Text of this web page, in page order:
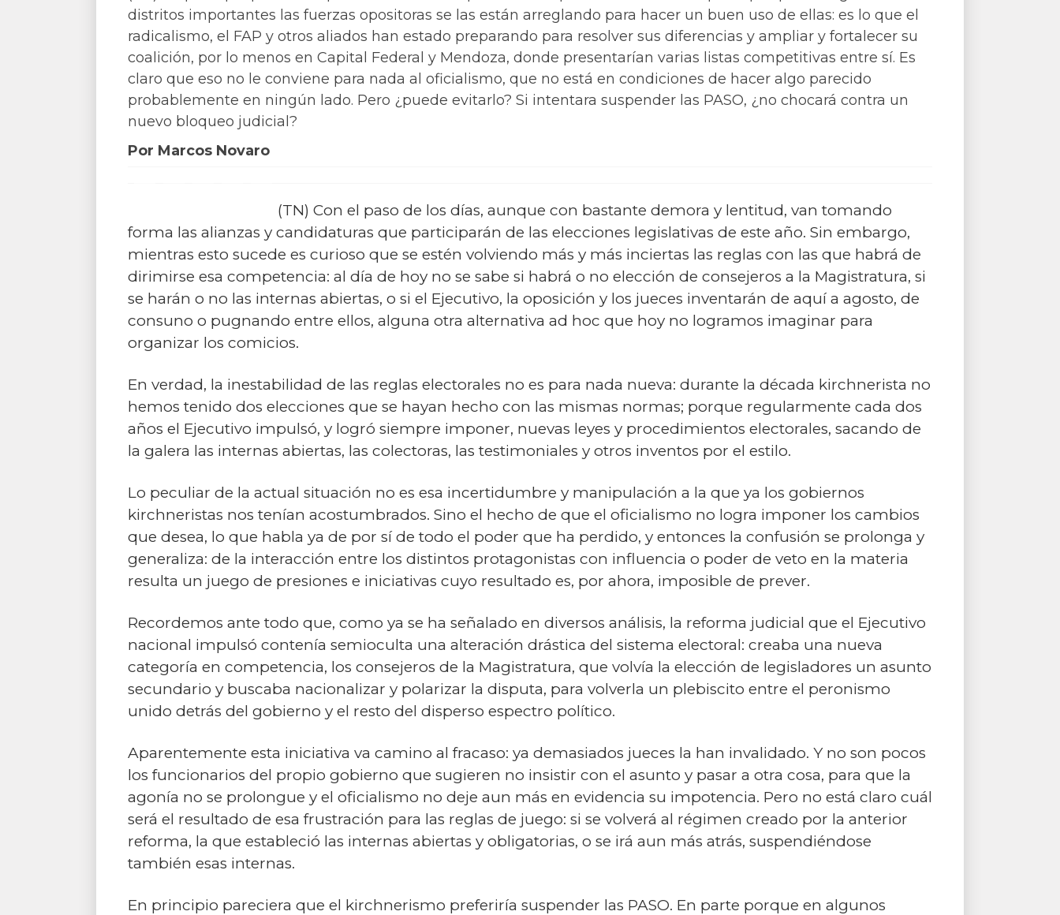
distritos importantes las fuerzas opositoras se las están arreglando para hacer un buen uso de ellas: es lo que el
radicalismo, el FAP y otros aliados han estado preparando para resolver sus diferencias y ampliar y fortalecer su
coalición, por lo menos en Capital Federal y Mendoza, donde presentarían varias listas competitivas entre sí. Es
claro que eso no le conviene para nada al oficialismo, que no está en condiciones de hacer algo parecido
probablemente en ningún lado. Pero ¿puede evitarlo? Si intentara suspender las PASO, ¿no chocará contra un
nuevo bloqueo judicial?
Por Marcos Novaro
(TN) Con el paso de los días, aunque con bastante demora y lentitud, van tomando
forma las alianzas y candidaturas que participarán de las elecciones legislativas de este año. Sin embargo,
mientras esto sucede es curioso que se estén volviendo más y más inciertas las reglas con las que habrá de
dirimirse esa competencia: al día de hoy no se sabe si habrá o no elección de consejeros a la Magistratura, si
se harán o no las internas abiertas, o si el Ejecutivo, la oposición y los jueces inventarán de aquí a agosto, de
consuno o pugnando entre ellos, alguna otra alternativa ad hoc que hoy no logramos imaginar para
organizar los comicios.
En verdad, la inestabilidad de las reglas electorales no es para nada nueva: durante la década kirchnerista no
hemos tenido dos elecciones que se hayan hecho con las mismas normas; porque regularmente cada dos
años el Ejecutivo impulsó, y logró siempre imponer, nuevas leyes y procedimientos electorales, sacando de
la galera las internas abiertas, las colectoras, las testimoniales y otros inventos por el estilo.
Lo peculiar de la actual situación no es esa incertidumbre y manipulación a la que ya los gobiernos
kirchneristas nos tenían acostumbrados. Sino el hecho de que el oficialismo no logra imponer los cambios
que desea, lo que habla ya de por sí de todo el poder que ha perdido, y entonces la confusión se prolonga y
generaliza: de la interacción entre los distintos protagonistas con influencia o poder de veto en la materia
resulta un juego de presiones e iniciativas cuyo resultado es, por ahora, imposible de prever.
Recordemos ante todo que, como ya se ha señalado en diversos análisis, la reforma judicial que el Ejecutivo
nacional impulsó contenía semioculta una alteración drástica del sistema electoral: creaba una nueva
categoría en competencia, los consejeros de la Magistratura, que volvía la elección de legisladores un asunto
secundario y buscaba nacionalizar y polarizar la disputa, para volverla un plebiscito entre el peronismo
unido detrás del gobierno y el resto del disperso espectro político.
Aparentemente esta iniciativa va camino al fracaso: ya demasiados jueces la han invalidado. Y no son pocos
los funcionarios del propio gobierno que sugieren no insistir con el asunto y pasar a otra cosa, para que la
agonía no se prolongue y el oficialismo no deje aun más en evidencia su impotencia. Pero no está claro cuál
será el resultado de esa frustración para las reglas de juego: si se volverá al régimen creado por la anterior
reforma, la que estableció las internas abiertas y obligatorias, o se irá aun más atrás, suspendiéndose
también esas internas.
En principio pareciera que el kirchnerismo preferiría suspender las PASO. En parte porque en algunos